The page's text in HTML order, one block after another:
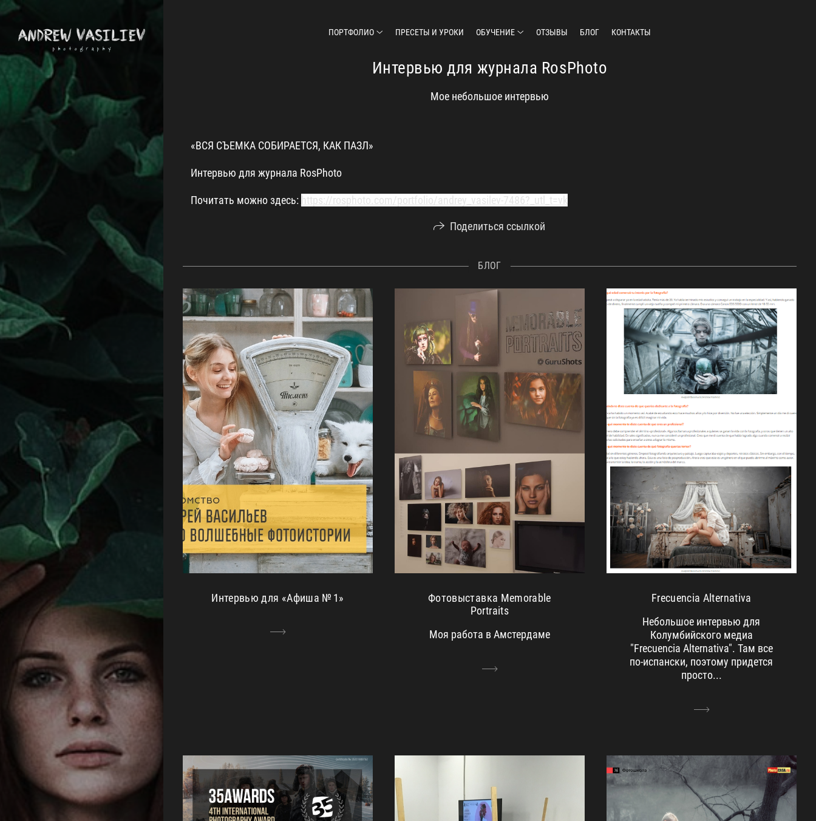
ПОРТФОЛИО ПРЕСЕТЫ И УРОКИ ОБУЧЕНИЕ ОТЗЫВЫ БЛОГ КОНТАКТЫ
Интервью для журнала RosPhoto
Мое небольшое интервью
«ВСЯ СЪЕМКА СОБИРАЕТСЯ, КАК ПАЗЛ»
Интервью для журнала RosPhoto
Почитать можно здесь: https://rosphoto.com/portfolio/andrey_vasilev-7486?_utl_t=vk
Поделиться ссылкой
БЛОГ
Интервью для «Афиша № 1»
Фотовыставка Memorable
Portraits
Моя работа в Амстердаме
Frecuencia Alternativa
Небольшое интервью для
Колумбийского медиа
"Frecuencia Alternativa". Там все
по-испански, поэтому придется
просто...